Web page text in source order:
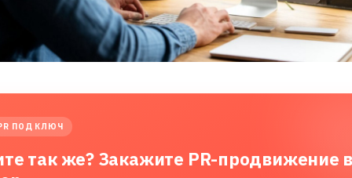
ПОД КЛЮЧ
так же? Закажите PR-продвижение